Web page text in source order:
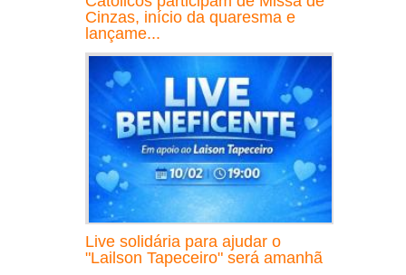
Cinzas, início da quaresma e
lançame...
Live solidária para ajudar o
"Lailson Tapeceiro" será amanhã